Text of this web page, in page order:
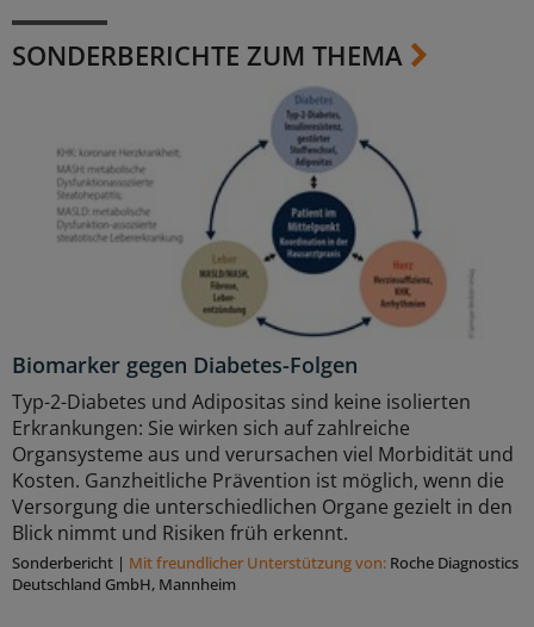
SONDERBERICHTE ZUM THEMA
Biomarker gegen Diabetes-Folgen
Typ-2-Diabetes und Adipositas sind keine isolierten
Erkrankungen: Sie wirken sich auf zahlreiche
Organsysteme aus und verursachen viel Morbidität und
Kosten. Ganzheitliche Prävention ist möglich, wenn die
Versorgung die unterschiedlichen Organe gezielt in den
Blick nimmt und Risiken früh erkennt.
Sonderbericht | Mit freundlicher Unterstützung von: Roche Diagnostics
Deutschland GmbH, Mannheim